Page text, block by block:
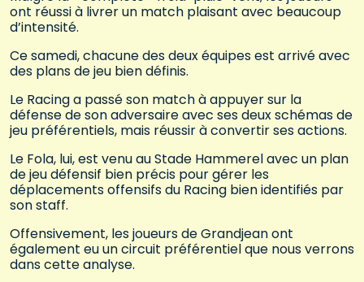
ont réussi à livrer un match plaisant avec beaucoup
d’intensité.
Ce samedi, chacune des deux équipes est arrivé avec
des plans de jeu bien définis.
Le Racing a passé son match à appuyer sur la
défense de son adversaire avec ses deux schémas de
jeu préférentiels, mais réussir à convertir ses actions.
Le Fola, lui, est venu au Stade Hammerel avec un plan
de jeu défensif bien précis pour gérer les
déplacements offensifs du Racing bien identifiés par
son staff.
Offensivement, les joueurs de Grandjean ont
également eu un circuit préférentiel que nous verrons
dans cette analyse.